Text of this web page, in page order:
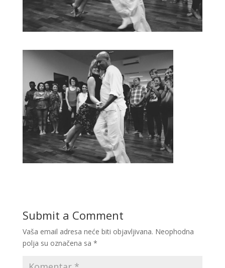
Submit a Comment
Vaša email adresa neće biti objavljivana. Neophodna
polja su označena sa *